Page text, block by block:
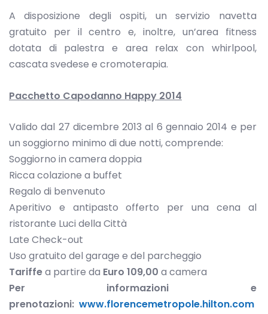
A disposizione degli ospiti, un servizio navetta
gratuito per il centro e, inoltre, un’area fitness
dotata di palestra e area relax con whirlpool,
cascata svedese e cromoterapia.
Pacchetto Capodanno Happy 2014
Valido dal 27 dicembre 2013 al 6 gennaio 2014 e per
un soggiorno minimo di due notti, comprende:
Soggiorno in camera doppia
Ricca colazione a buffet
Regalo di benvenuto
Aperitivo e antipasto offerto per una cena al
ristorante Luci della Città
Late Check-out
Uso gratuito del garage e del parcheggio
Tariffea partire da Euro 109,00 a camera
Per informazioni e
prenotazioni: www.florencemetropole.hilton.com